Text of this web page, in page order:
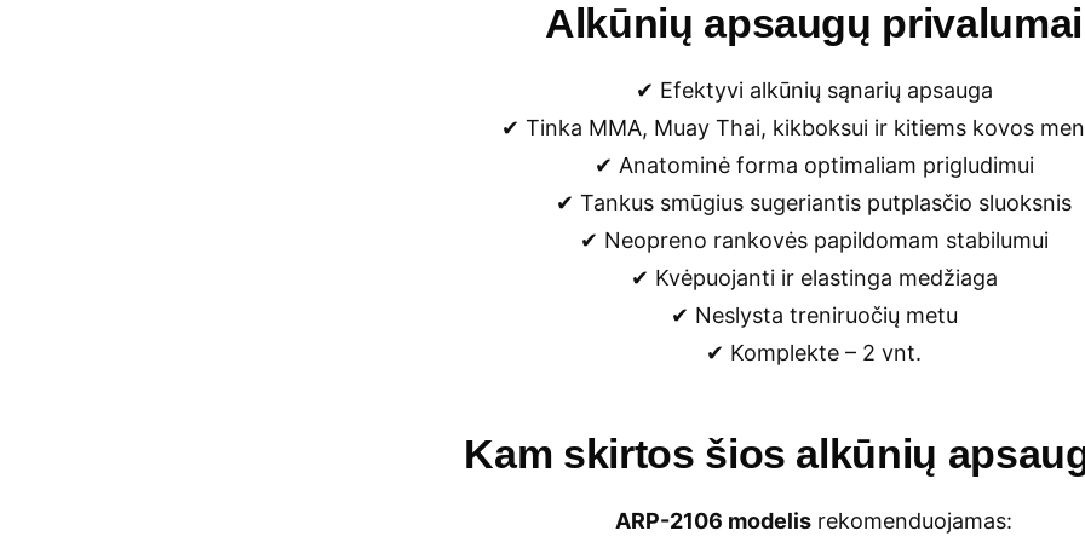
Alkūnių apsaugų privalumai
✔ Efektyvi alkūnių sąnarių apsauga
✔ Tinka MMA, Muay Thai, kikboksui ir kitiems kovos
✔ Anatominė forma optimaliam prigludimui
✔ Tankus smūgius sugeriantis putplasčio sluoksnis
✔ Neopreno rankovės papildomam stabilumui
✔ Kvėpuojanti ir elastinga medžiaga
✔ Neslysta treniruočių metu
✔ Komplekte – 2 vnt.
Kam skirtos šios alkūnių
ARP-2106 modelis rekomenduojamas: